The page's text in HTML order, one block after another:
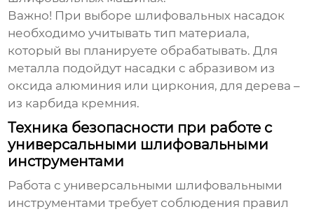
Важно! При выборе шлифовальных насадок
необходимо учитывать тип материала,
который вы планируете обрабатывать. Для
металла подойдут насадки с абразивом из
оксида алюминия или циркония, для дерева –
из карбида кремния.
Техника безопасности при работе с
универсальными шлифовальными
инструментами
Работа суниверсальными шлифовальными
инструментами требует соблюдения правил